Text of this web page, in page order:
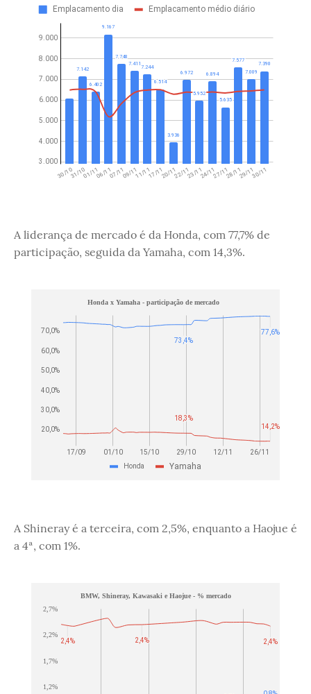
A liderança de mercado é da Honda, com 77,7% de
participação, seguida da Yamaha, com 14,3%.
A Shineray é a terceira, com 2,5%, enquanto a Haojue é
a 4ª, com 1%.